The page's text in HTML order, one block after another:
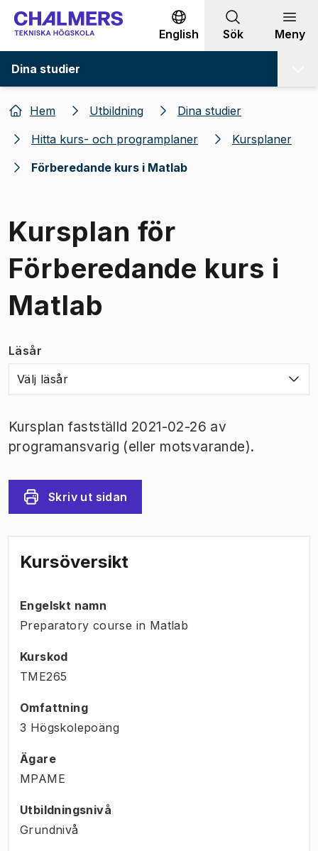
Gå till innehållet
English Sök Meny
Dina studier
Hem Utbildning
Dina studier
Hitta kurs- och programplaner
Kursplaner
Förberedande kurs i Matlab
Kursplan för
Förberedande kurs i
Matlab
Läsår
Välj läsår
Kursplan fastställd 2021-02-26 av
programansvarig (eller motsvarande).
Skriv ut sidan
Kursöversikt
Engelskt namn
Preparatory course in Matlab
Kurskod
TME265
Omfattning
3 Högskolepoäng
Ägare
MPAME
Utbildningsnivå
Grundnivå